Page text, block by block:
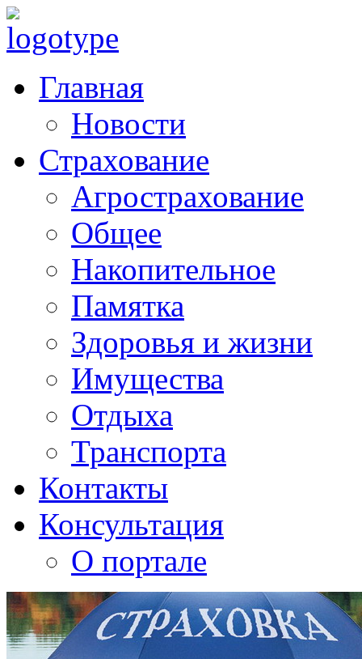
Главная
Новости
Страхование
Агрострахование
Общее
Накопительное
Памятка
Здоровья и жизни
Имущества
Отдыха
Транспорта
Контакты
Консультация
О портале